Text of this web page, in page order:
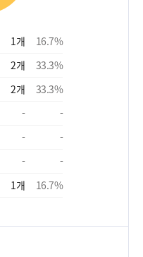
1개 16.7%
2개 33.3%
2개 33.3%
-
-
-
-
-
-
1개 16.7%